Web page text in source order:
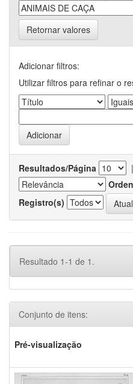
Retornar valores
Adicionar filtros:
Utilizar filtros para refinar o
Resultados/Página |
Registro(s)
Resultado 1-1 de 1.
Conjunto de itens:
Pré-visualização